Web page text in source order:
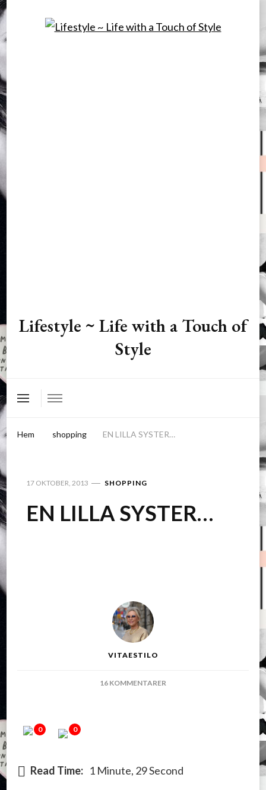
Lifestyle ~ Life with a Touch of
Style
Hem shopping EN LILLA SYSTER…
17 OKTOBER, 2013 SHOPPING
EN LILLA SYSTER…
VITAESTILO
16 KOMMENTARER
0
0
Read Time: 1 Minute, 29 Second